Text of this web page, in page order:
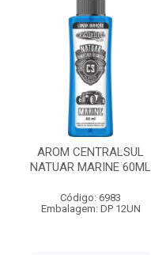
AROM CENTRALSUL
NATUAR MARINE 60ML
Código: 6983
Embalagem: DP 12UN